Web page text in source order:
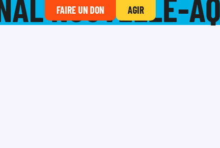
FAIRE UN DON AGIR
NOUVELLE-